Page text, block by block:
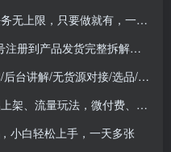
，只要做就有，一天轻松几百元
品发货完整拆解虚拟电商全流程
无货源对接/选品/引流/直播(18节)
付费、强付费推广与7天起店盈利策略
小白轻松上手，一天多张